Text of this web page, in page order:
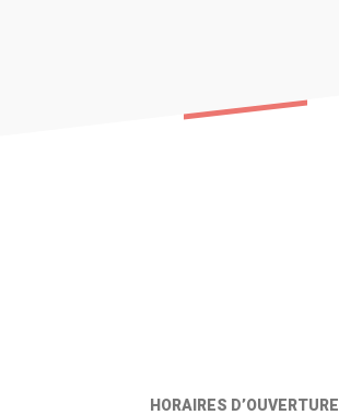
HORAIRES D’OUVERTURE